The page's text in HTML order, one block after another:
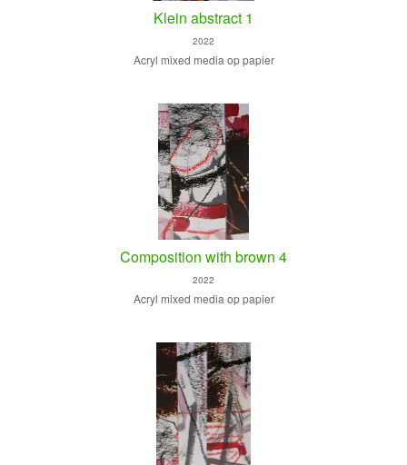
Klein abstract 1
2022
Acryl mixed media op papier
Composition with brown 4
2022
Acryl mixed media op papier